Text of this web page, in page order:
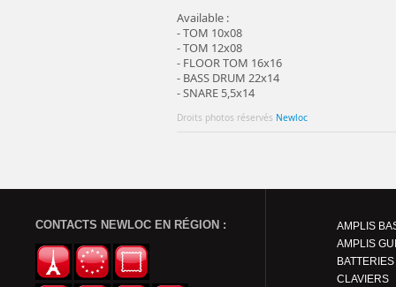
Available :
- TOM 10x08
- TOM 12x08
- FLOOR TOM 16x16
- BASS DRUM 22x14
- SNARE 5,5x14
Droits photos réservés Newloc
CONTACTS NEWLOC EN RÉGION :
AMPLIS
AMPLIS
BATTERIES
CLAVIERS